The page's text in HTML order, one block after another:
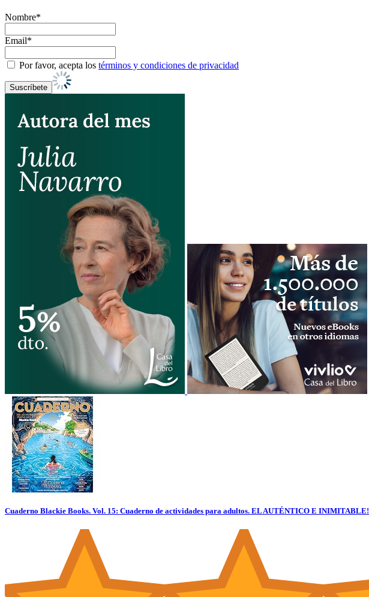
Nombre*
Email*
Por favor, acepta los términos y condiciones de privacidad
Cuaderno Blackie Books. Vol. 15: Cuaderno de actividades para adultos. EL AUTÉNTICO E INIMITABLE!